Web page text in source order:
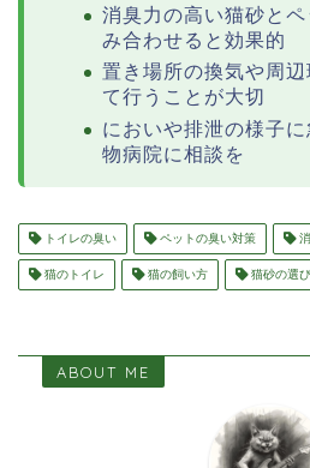
消臭力の高い猫砂と
み合わせると効果的
置き場所の換気や周
て行うことが大切
においや排泄の様子
物病院に相談を
トイレの臭い ペットの臭い対策
猫のトイレ 猫の飼い方 猫砂の選
ABOUT ME